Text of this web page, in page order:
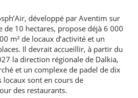
développé par Aventim sur
de 10 hectares, propose déjà 6 000
m² de locaux d’activité et un
Il devrait accueillir, à partir du
la direction régionale de Dalkia,
et un complexe de padel de dix
sont en cours de
des restaurants.